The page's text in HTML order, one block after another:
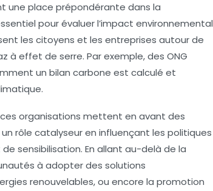
une place prépondérante dans la
pour évaluer l’impact environnemental
les citoyens et les entreprises autour de
à effet de serre. Par exemple, des ONG
un bilan carbone est calculé et
.
organisations mettent en avant des
rôle catalyseur en influençant les politiques
sensibilisation. En allant au-delà de la
à adopter des solutions
renouvelables, ou encore la promotion